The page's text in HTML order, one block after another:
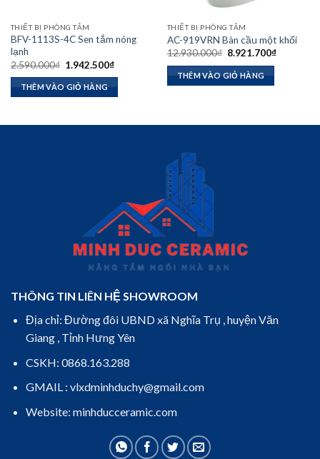
THIẾT BỊ PHÒNG TẮM
BFV-1113S-4C Sen tắm nóng
lạnh
2.590.000₫ Giá
là:
2.590.000₫.
1.942.500₫Giá
1.942.500₫.
THÊM VÀO GIỎ HÀNG
THIẾT BỊ PHÒNG TẮM
AC-919VRN Bàn cầu một khối
12.930.000₫ Giá
là:
12.930.000₫.
8.921.700₫Giá
THÊM VÀO GIỎ HÀNG
THÔNG TIN LIÊN HỆ SHOWROOM
Địa chỉ: Đường đôi UBND xã Nghĩa Trụ , huyện Văn
Giang , Tỉnh Hưng Yên
CSKH: 0868.163.288
GMAIL : vlxdminhduchy@gmail.com
Website: minhducceramic.com